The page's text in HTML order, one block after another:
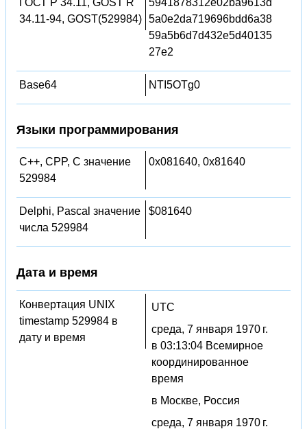
34.11-94, GOST(529984) 5a0e2da719696bdd6a38
59a5b6d7d432e5d40135
27e2
Base64 NTI5OTg0
Языки программирования
C++, CPP, C значение
529984
0x081640, 0x81640
Delphi, Pascal значение
числа 529984
$081640
Дата и время
Конвертация UNIX
timestamp 529984 в
дату и время
UTC
среда, 7 января 1970 г.
в 03:13:04 Всемирное
координированное
время
в Москве, Россия
среда, 7 января 1970 г.